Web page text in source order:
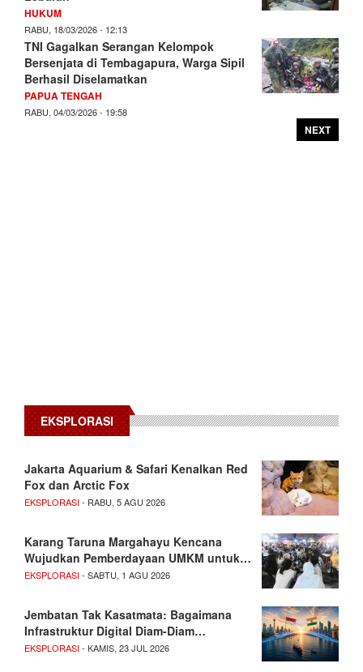
HUKUM
RABU, 18/03/2026 - 12:13
TNI Gagalkan Serangan Kelompok
Bersenjata di Tembagapura, Warga Sipil
Berhasil Diselamatkan
PAPUA TENGAH
RABU, 04/03/2026 - 19:58
NEXT
EKSPLORASI
Jakarta Aquarium & Safari Kenalkan Red
Fox dan Arctic Fox
EKSPLORASI- RABU, 5 AGU 2026
Karang Taruna Margahayu Kencana
Wujudkan Pemberdayaan UMKM untuk…
EKSPLORASI- SABTU, 1 AGU 2026
Jembatan Tak Kasatmata: Bagaimana
Infrastruktur Digital Diam-Diam…
EKSPLORASI- KAMIS, 23 JUL 2026